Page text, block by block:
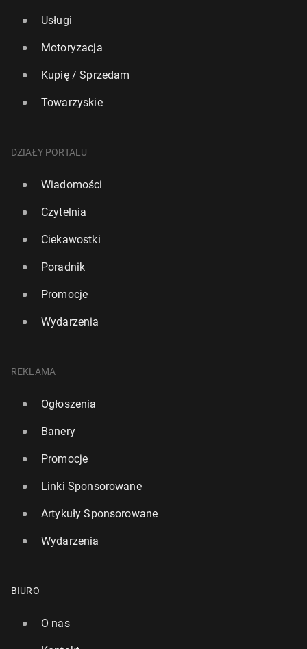
Usługi
Motoryzacja
Kupię / Sprzedam
Towarzyskie
DZIAŁY PORTALU
Wiadomości
Czytelnia
Ciekawostki
Poradnik
Promocje
Wydarzenia
REKLAMA
Ogłoszenia
Banery
Promocje
Linki Sponsorowane
Artykuły Sponsorowane
Wydarzenia
BIURO
O nas